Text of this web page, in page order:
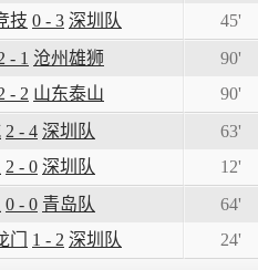
技 0 - 3 深圳队
45'
- 1 沧州雄狮
90'
- 2 山东泰山
90'
2 - 4 深圳队
63'
2 - 0 深圳队
12'
0 - 0 青岛队
64'
1 - 2 深圳队 24'